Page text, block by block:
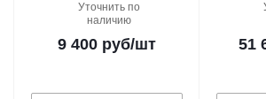
Уточнить по
наличию
9 400 руб/шт 51